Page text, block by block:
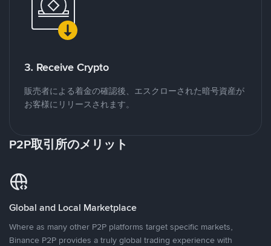
3. Receive Crypto
販売者による着金の確認後、エスクローされた暗号資産が
お客様にリリースされます。
P2P取引所のメリット
Global and Local Marketplace
Where as many other P2P platforms target specific markets,
Binance P2P provides a truly global trading experience with